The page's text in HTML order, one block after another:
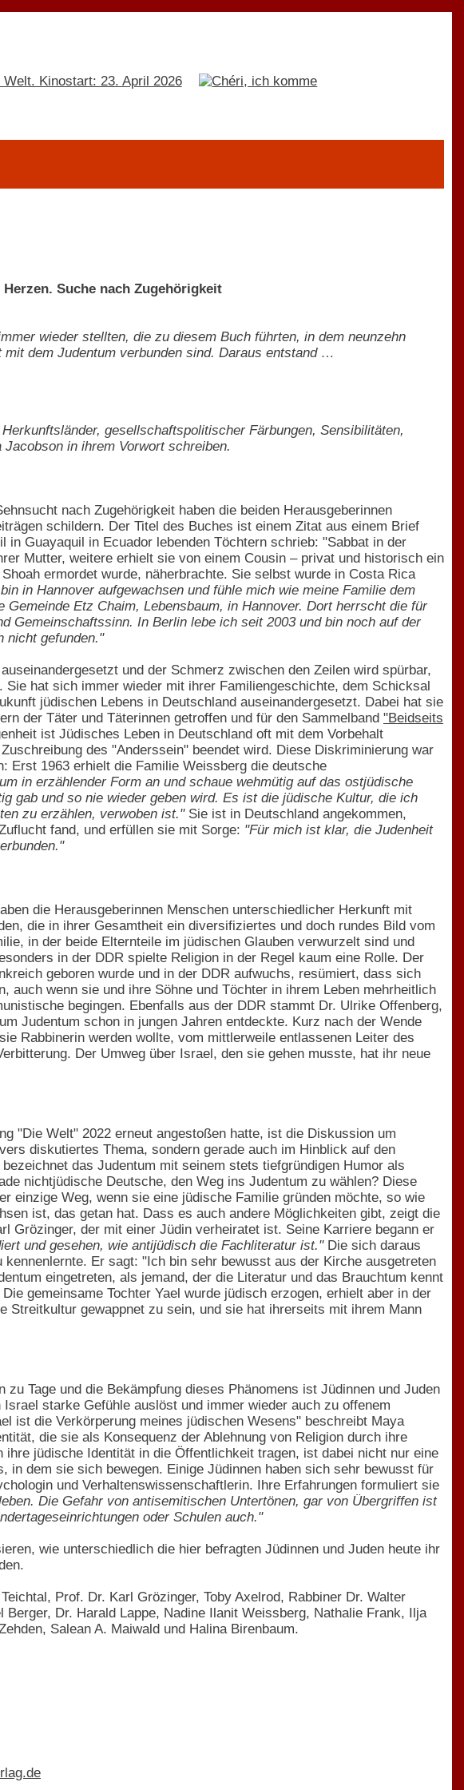
Suche nach Zugehörigkeit
wieder stellten, die zu diesem Buch führten, in dem neunzehn
dem Judentum verbunden sind. Daraus entstand …
gesellschaftspolitischer Färbungen, Sensibilitäten,
in ihrem Vorwort schreiben.
nach Zugehörigkeit haben die beiden Herausgeberinnen
schildern. Der Titel des Buches ist einem Zitat aus einem Brief
Guayaquil in Ecuador lebenden Töchtern schrieb: "Sabbat in der
Mutter, weitere erhielt sie von einem Cousin – privat und historisch ein
ermordet wurde, näherbrachte. Sie selbst wurde in Costa Rica
in Hannover aufgewachsen und fühle mich wie meine Familie dem
Etz Chaim, Lebensbaum, in Hannover. Dort herrscht die für
Gemeinschaftssinn. In Berlin lebe ich seit 2003 und bin noch auf der
nicht gefunden."
und der Schmerz zwischen den Zeilen wird spürbar,
hat sich immer wieder mit ihrer Familiengeschichte, dem Schicksal
jüdischen Lebens in Deutschland auseinandergesetzt. Dabei hat sie
der Täter und Täterinnen getroffen und für den Sammelband "Beidseits
ist Jüdisches Leben in Deutschland oft mit dem Vorbehalt
des "Anderssein" beendet wird. Diese Diskriminierung war
Erst 1963 erhielt die Familie Weissberg die deutsche
in erzählender Form an und schaue wehmütig auf das ostjüdische
gab und so nie wieder geben wird. Es ist die jüdische Kultur, die ich
zu erzählen, verwoben ist."Sie ist in Deutschland angekommen,
fand, und erfüllen sie mit Sorge: "Für mich ist klar, die Judenheit
die Herausgeberinnen Menschen unterschiedlicher Herkunft mit
die in ihrer Gesamtheit ein diversifiziertes und doch rundes Bild vom
in der beide Elternteile im jüdischen Glauben verwurzelt sind und
in der DDR spielte Religion in der Regel kaum eine Rolle. Der
geboren wurde und in der DDR aufwuchs, resümiert, dass sich
wenn sie und ihre Söhne und Töchter in ihrem Leben mehrheitlich
begingen. Ebenfalls aus der DDR stammt Dr. Ulrike Offenberg,
Judentum schon in jungen Jahren entdeckte. Kurz nach der Wende
Rabbinerin werden wollte, vom mittlerweile entlassenen Leiter des
Der Umweg über Israel, den sie gehen musste, hat ihr neue
"Die Welt" 2022 erneut angestoßen hatte, ist die Diskussion um
diskutiertes Thema, sondern gerade auch im Hinblick auf den
das Judentum mit seinem stets tiefgründigen Humor als
nichtjüdische Deutsche, den Weg ins Judentum zu wählen? Diese
einzige Weg, wenn sie eine jüdische Familie gründen möchte, so wie
ist, das getan hat. Dass es auch andere Möglichkeiten gibt, zeigt die
Grözinger, der mit einer Jüdin verheiratet ist. Seine Karriere begann er
und gesehen, wie antijüdisch die Fachliteratur ist."Die sich daraus
Er sagt: "Ich bin sehr bewusst aus der Kirche ausgetreten
eingetreten, als jemand, der die Literatur und das Brauchtum kennt
gemeinsame Tochter Yael wurde jüdisch erzogen, erhielt aber in der
gewappnet zu sein, und sie hat ihrerseits mit ihrem Mann
Tage und die Bekämpfung dieses Phänomens ist Jüdinnen und Juden
starke Gefühle auslöst und immer wieder auch zu offenem
ist die Verkörperung meines jüdischen Wesens" beschreibt Maya
die sie als Konsequenz der Ablehnung von Religion durch ihre
jüdische Identität in die Öffentlichkeit tragen, ist dabei nicht nur eine
dem sie sich bewegen. Einige Jüdinnen haben sich sehr bewusst für
und Verhaltenswissenschaftlerin. Ihre Erfahrungen formuliert sie
Die Gefahr von antisemitischen Untertönen, gar von Übergriffen ist
oder Schulen auch."
wie unterschiedlich die hier befragten Jüdinnen und Juden heute ihr
Prof. Dr. Karl Grözinger, Toby Axelrod, Rabbiner Dr. Walter
Dr. Harald Lappe, Nadine Ilanit Weissberg, Nathalie Frank, Ilja
Salean A. Maiwald und Halina Birenbaum.